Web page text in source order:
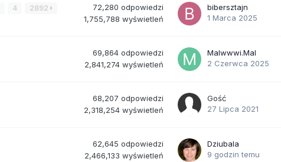
4 2892 72,280 odpowiedzi
1,755,788 wyświetleń
bibersztajn
1 Marca 2025
69,864 odpowiedzi
2,841,274 wyświetleń
Malwwwi.Mal
2 Czerwca 2025
68,207 odpowiedzi
2,318,254 wyświetleń
Gość
27 Lipca 2021
62,645 odpowiedzi
2,466,133 wyświetleń
Dziubala
9 godzin temu